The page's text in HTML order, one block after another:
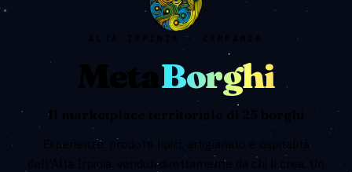
ALTA IRPINIA · CAMPANIA
MetaBorghi
Il marketplace territoriale di 25 borghi
Esperienze, prodotti tipici, artigianato e ospitalità
dell'Alta Irpinia, venduti direttamente da chi li crea. Un